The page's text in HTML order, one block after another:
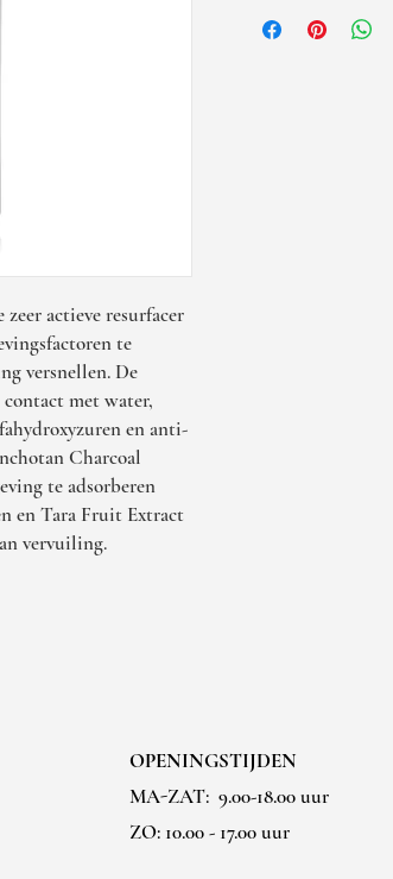
actieve resurfacer
te
versnellen. De
met water,
en anti-
Charcoal
te adsorberen
en Tara Fruit Extract
vervuiling.
OPENINGSTIJDEN
MA-ZAT: 9.00-18.00 uur
ZO: 10.00 - 17.00 uur